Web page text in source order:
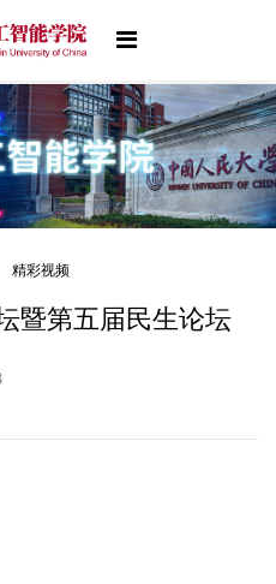
精彩视频
暨第五届民生论坛